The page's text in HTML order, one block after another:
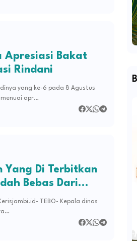
Apresiasi Bakat
Rindani
yang ke-6 pada 8 Agustus
menuai apr…
Yang Di Terbitkan
Bebas Dari
TEBO- Kepala dinas